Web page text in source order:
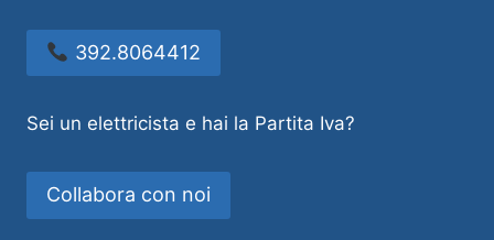
392.8064412
Sei un elettricista e hai la Partita Iva?
Collabora con noi